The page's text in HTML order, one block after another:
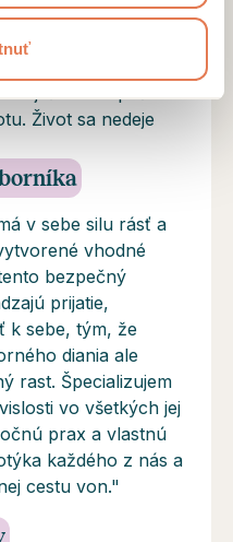
Život sa nedeje
v sebe silu rásť a
vhodné
bezpečný
prijatie,
k sebe, tým, že
diania ale
rast. Špecializujem
vo všetkých jej
prax a vlastnú
každého z nás a
cestu von."